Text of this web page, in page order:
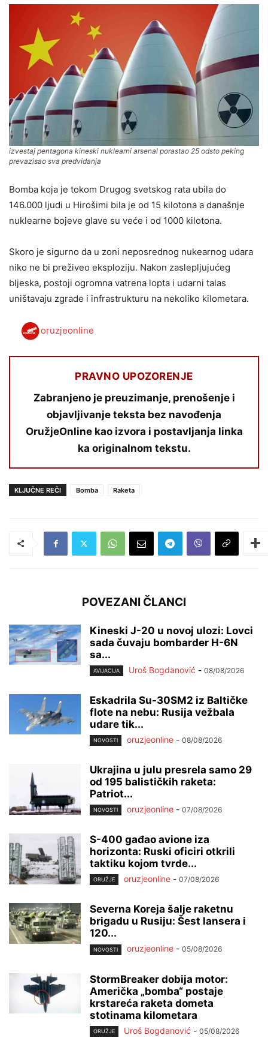
izvestaj pentagona kineski nuklearni arsenal porastao 25 odsto peking
prevazisao sva predvidanja
Bomba koja je tokom Drugog svetskog rata ubila do
146.000 ljudi u Hirošimi bila je od 15 kilotona a današnje
nuklearne bojeve glave su veće i od 1000 kilotona.
Skoro je sigurno da u zoni neposrednog nukearnog udara
niko ne bi preživeo eksploziju. Nakon zaslepljujućeg
bljeska, postoji ogromna vatrena lopta i udarni talas
uništavaju zgrade i infrastrukturu na nekoliko kilometara.
oruzjeonline
PRAVNO UPOZORENJE
Zabranjeno je preuzimanje, prenošenje i
objavljivanje teksta bez navođenja
OružjeOnline kao izvora i postavljanja linka
ka originalnom tekstu.
KLJUČNE REČI Bomba Raketa
POVEZANI ČLANCI
Kineski J-20 u novoj ulozi: Lovci
sada čuvaju bombarder H-6N
sa...
AVIJACIJA Uroš Bogdanović - 08/08/2026
Eskadrila Su-30SM2 iz Baltičke
flote na nebu: Rusija vežbala
udare tik...
NOVOSTI oruzjeonline - 08/08/2026
Ukrajina u julu presrela samo 29
od 195 balističkih raketa:
Patriot...
NOVOSTI oruzjeonline - 07/08/2026
S-400 gađao avione iza
horizonta: Ruski oficiri otkrili
taktiku kojom tvrde...
ORUŽJE oruzjeonline - 07/08/2026
Severna Koreja šalje raketnu
brigadu u Rusiju: Šest lansera i
120...
NOVOSTI oruzjeonline - 05/08/2026
StormBreaker dobija motor:
Američka „bomba“ postaje
krstareća raketa dometa
stotinama kilometara
ORUŽJE Uroš Bogdanović - 05/08/2026